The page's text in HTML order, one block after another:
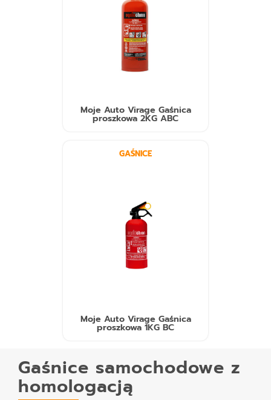
Moje Auto Virage Gaśnica
proszkowa 2KG ABC
GAŚNICE
Moje Auto Virage Gaśnica
proszkowa 1KG BC
Gaśnice samochodowe z
homologacją